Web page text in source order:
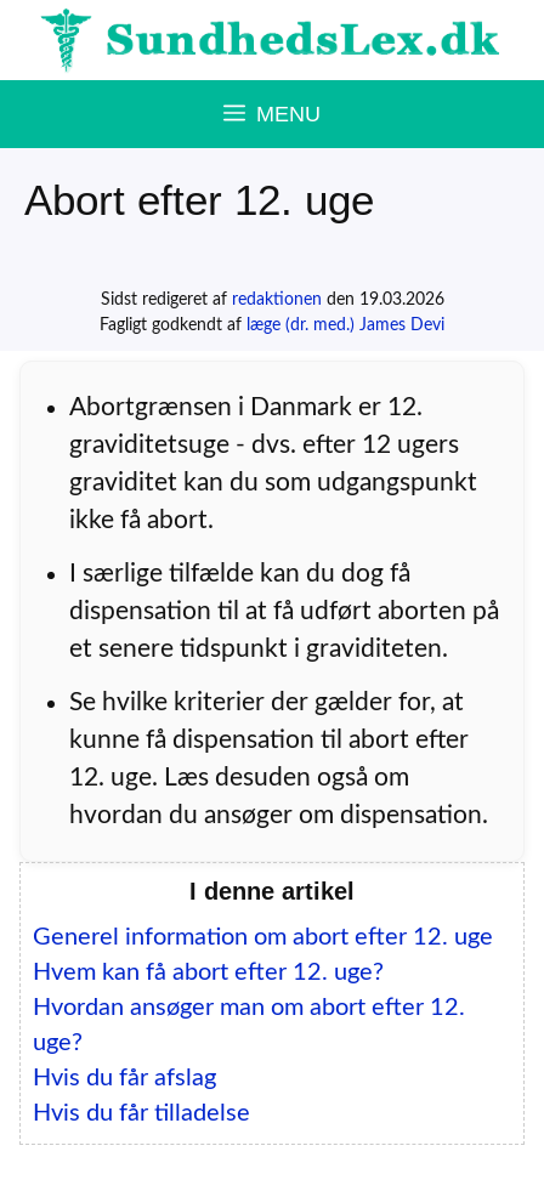
Hop
MENU
Abort efter 12. uge
Sidst redigeret af redaktionen den 19.03.2026
Fagligt godkendt af læge (dr. med.) James Devi
Abortgrænsen i Danmark er 12.
graviditetsuge - dvs. efter 12 ugers
graviditet kan du som udgangspunkt
ikke få abort.
I særlige tilfælde kan du dog få
dispensation til at få udført aborten på
et senere tidspunkt i graviditeten.
Se hvilke kriterier der gælder for, at
kunne få dispensation til abort efter
12. uge. Læs desuden også om
hvordan du ansøger om dispensation.
I denne artikel
Generel information om abort efter 12. uge
Hvem kan få abort efter 12. uge?
Hvordan ansøger man om abort efter 12.
uge?
Hvis du får afslag
Hvis du får tilladelse